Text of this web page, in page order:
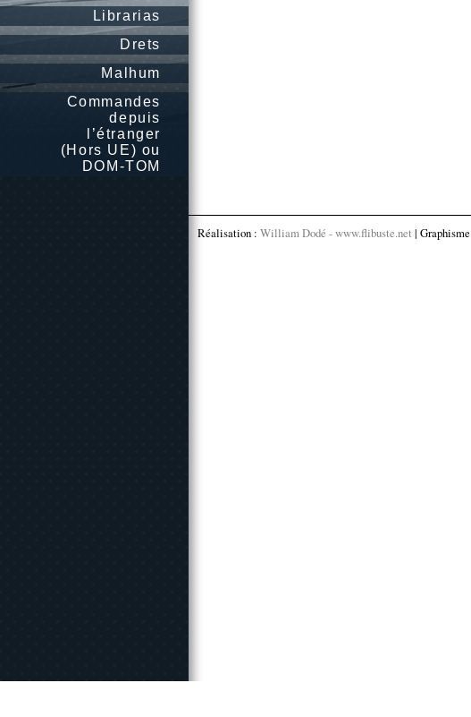
Librarias
Drets
Malhum
Commandes
depuis
l’étranger
(Hors UE) ou
DOM-TOM
Réalisation : William Dodé - www.flibuste.net | Graphisme